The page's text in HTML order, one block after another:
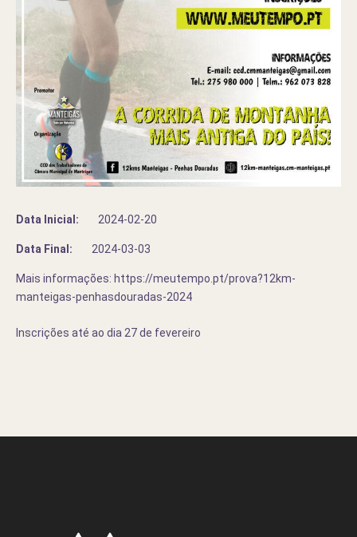
Data Inicial: 2024-02-20
Data Final: 2024-03-03
Mais informações: https://meutempo.pt/prova?12km-
manteigas-penhasdouradas-2024
Inscrições até ao dia 27 de fevereiro